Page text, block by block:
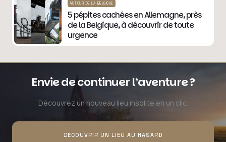
AUTOUR DE LA BELGIQUE
5 pépites cachées en Allemagne, près
de la Belgique, à découvrir de toute
urgence
Envie de continuer l’aventure ?
Découvrez un nouveau lieu insolite en un clic.
DÉCOUVRIR UN LIEU AU HASARD